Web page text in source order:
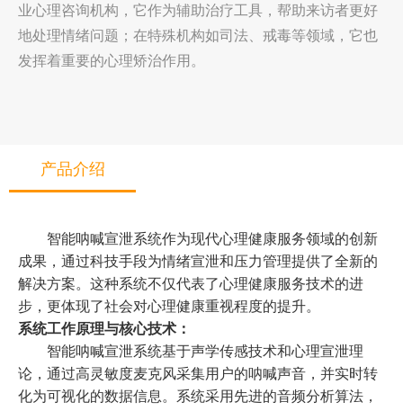
业心理咨询机构，它作为辅助治疗工具，帮助来访者更好
地处理情绪问题；在特殊机构如司法、戒毒等领域，它也
发挥着重要的心理矫治作用。
产品介绍
智能呐喊宣泄系统作为现代心理健康服务领域的创新
成果，通过科技手段为情绪宣泄和压力管理提供了全新的
解决方案。这种系统不仅代表了心理健康服务技术的进
步，更体现了社会对心理健康重视程度的提升。
系统工作原理与核心技术：
智能呐喊宣泄系统基于声学传感技术和心理宣泄理
论，通过高灵敏度麦克风采集用户的呐喊声音，并实时转
化为可视化的数据信息。系统采用先进的音频分析算法，